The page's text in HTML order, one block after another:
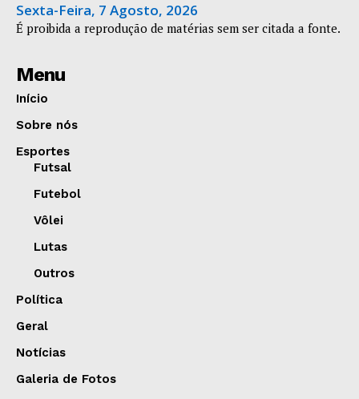
Sexta-Feira, 7 Agosto, 2026
É proibida a reprodução de matérias sem ser citada a fonte.
Menu
Início
Sobre nós
Esportes
Futsal
Futebol
Vôlei
Lutas
Outros
Política
Geral
Notícias
Galeria de Fotos